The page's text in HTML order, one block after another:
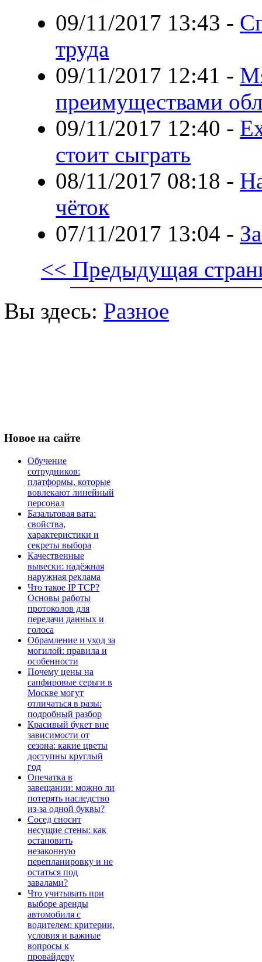
09/11/2017 13:43 -
труда
09/11/2017 12:41 -
преимуществами
09/11/2017 12:40 -
стоит сыграть
08/11/2017 08:18 -
чёток
07/11/2017 13:04 -
<< Предыдущая
Вы здесь: Разное
Новое на сайте
Обучение
сотрудников:
платформы, которые
вовлекают линейный
персонал
Базальтовая вата:
свойства,
характеристики и
секреты выбора
Качественные
вывески: надёжная
наружная реклама
Что такое IP TCP?
Основы работы
протоколов для
передачи данных и
голоса
Обрамление и уход за
могилой: правила и
особенности
Почему цены на
сапфировые серьги в
Москве могут
отличаться в разы:
подробный разбор
Красивый букет вне
зависимости от
сезона: какие цветы
доступны круглый
год
Опечатка в
завещании: можно ли
потерять наследство
из-за одной буквы?
Сосед сносит
несущие стены: как
остановить
незаконную
перепланировку и не
остаться под
завалами?
Что учитывать при
выборе аренды
автомобиля с
водителем: критерии,
условия и важные
вопросы к
провайдеру